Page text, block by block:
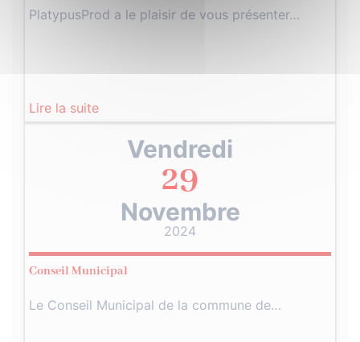
PlatypusProd a le plaisir de vous présenter…
Lire la suite
Vendredi
29
Novembre
2024
Conseil Municipal
Le Conseil Municipal de la commune de…